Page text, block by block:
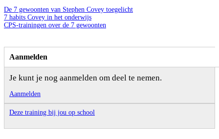
De 7 gewoonten van Stephen Covey toegelicht
7 habits Covey in het onderwijs
CPS-trainingen over de 7 gewoonten
Aanmelden
Je kunt je nog aanmelden om deel te nemen.
Aanmelden
Deze training bij jou op school